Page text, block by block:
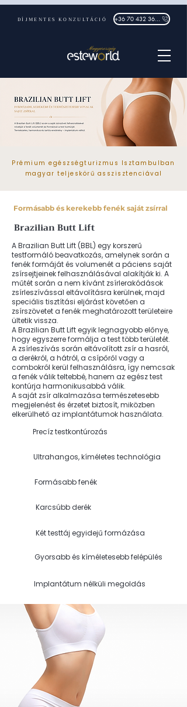
DÍJMENTES KONZULTÁCIÓ +36 70 432 3632
Prémium egészségturizmus Isztambulban
magyar teljeskörű asszisztenciával
Formásabb és kerekebb fenék saját zsírral
Brazilian Butt Lift
A Brazilian Butt Lift (BBL) egy korszerű
testformáló beavatkozás, amelynek során a
fenék formáját és volumenét a páciens saját
zsírsejtjeinek felhasználásával alakítják ki. A
műtét során a nem kívánt zsírlerakódások
zsírleszívással eltávolításra kerülnek, majd
speciális tisztítási eljárást követően a
zsírszövetet a fenék meghatározott területeire
ültetik vissza.
A Brazilian Butt Lift egyik legnagyobb előnye,
hogy egyszerre formálja a test több területét.
A zsírleszívás során eltávolított zsír a hasról,
a derékról, a hátról, a csípőről vagy a
combokról kerül felhasználásra, így nemcsak
a fenék válik teltebbé, hanem az egész test
kontúrja harmonikusabbá válik.
A saját zsír alkalmazása természetesebb
megjelenést és érzetet biztosít, miközben
elkerülhető az implantátumok használata.
Precíz testkontúrozás
Ultrahangos, kíméletes technológia
Formásabb fenék
Karcsúbb derék
Két testtáj egyidejű formázása
Gyorsabb és kíméletesebb felépülés
Implantátum nélküli megoldás